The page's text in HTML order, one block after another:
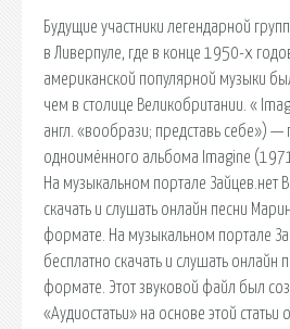
Будущие участники легендарной
в Ливерпуле, где в конце 1950-х
американской популярной музыки
чем в столице Великобритании. «
англ. «вообрази; представь себе») —
одноимённого альбома Imagine
На музыкальном портале Зайцев.нет
скачать и слушать онлайн песни
формате. На музыкальном портале
бесплатно скачать и слушать онлайн
формате. Этот звуковой файл был
«Аудиостатьи» на основе этой